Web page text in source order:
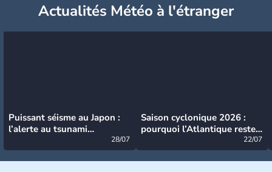
Actualités Météo à l'étranger
Puissant séisme au Japon :
l’alerte au tsunami
28/07
Saison cyclonique 2026 :
pourquoi l’Atlantique reste
22/07